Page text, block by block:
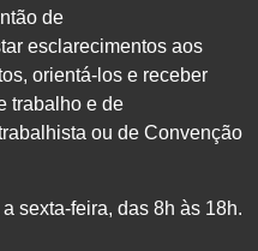
de
esclarecimentos aos
orientá-los e receber
trabalho e de
ou de Convenção
sexta-feira, das 8h às 18h.